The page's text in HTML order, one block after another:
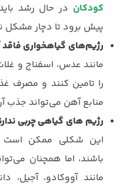
کودکان در حال رشد
پیش برود تا دچار مشکل
رژیم‌های گیاهخواری
مانند عدس، اسفناج و
منابع آهن می‌تواند جذب
رژیم های گیاهی چربی
این شکلی ممکن است
باشند، اما همچنان
مانند آووکادو، آجیل،